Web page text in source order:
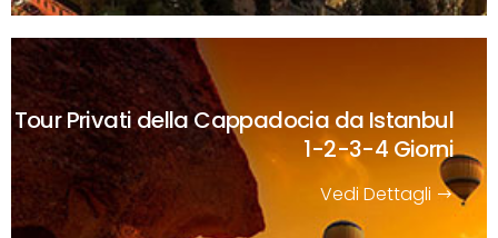
Tour Privati della Cappadocia da Istanbul
1-2-3-4 Giorni
Vedi Dettagli